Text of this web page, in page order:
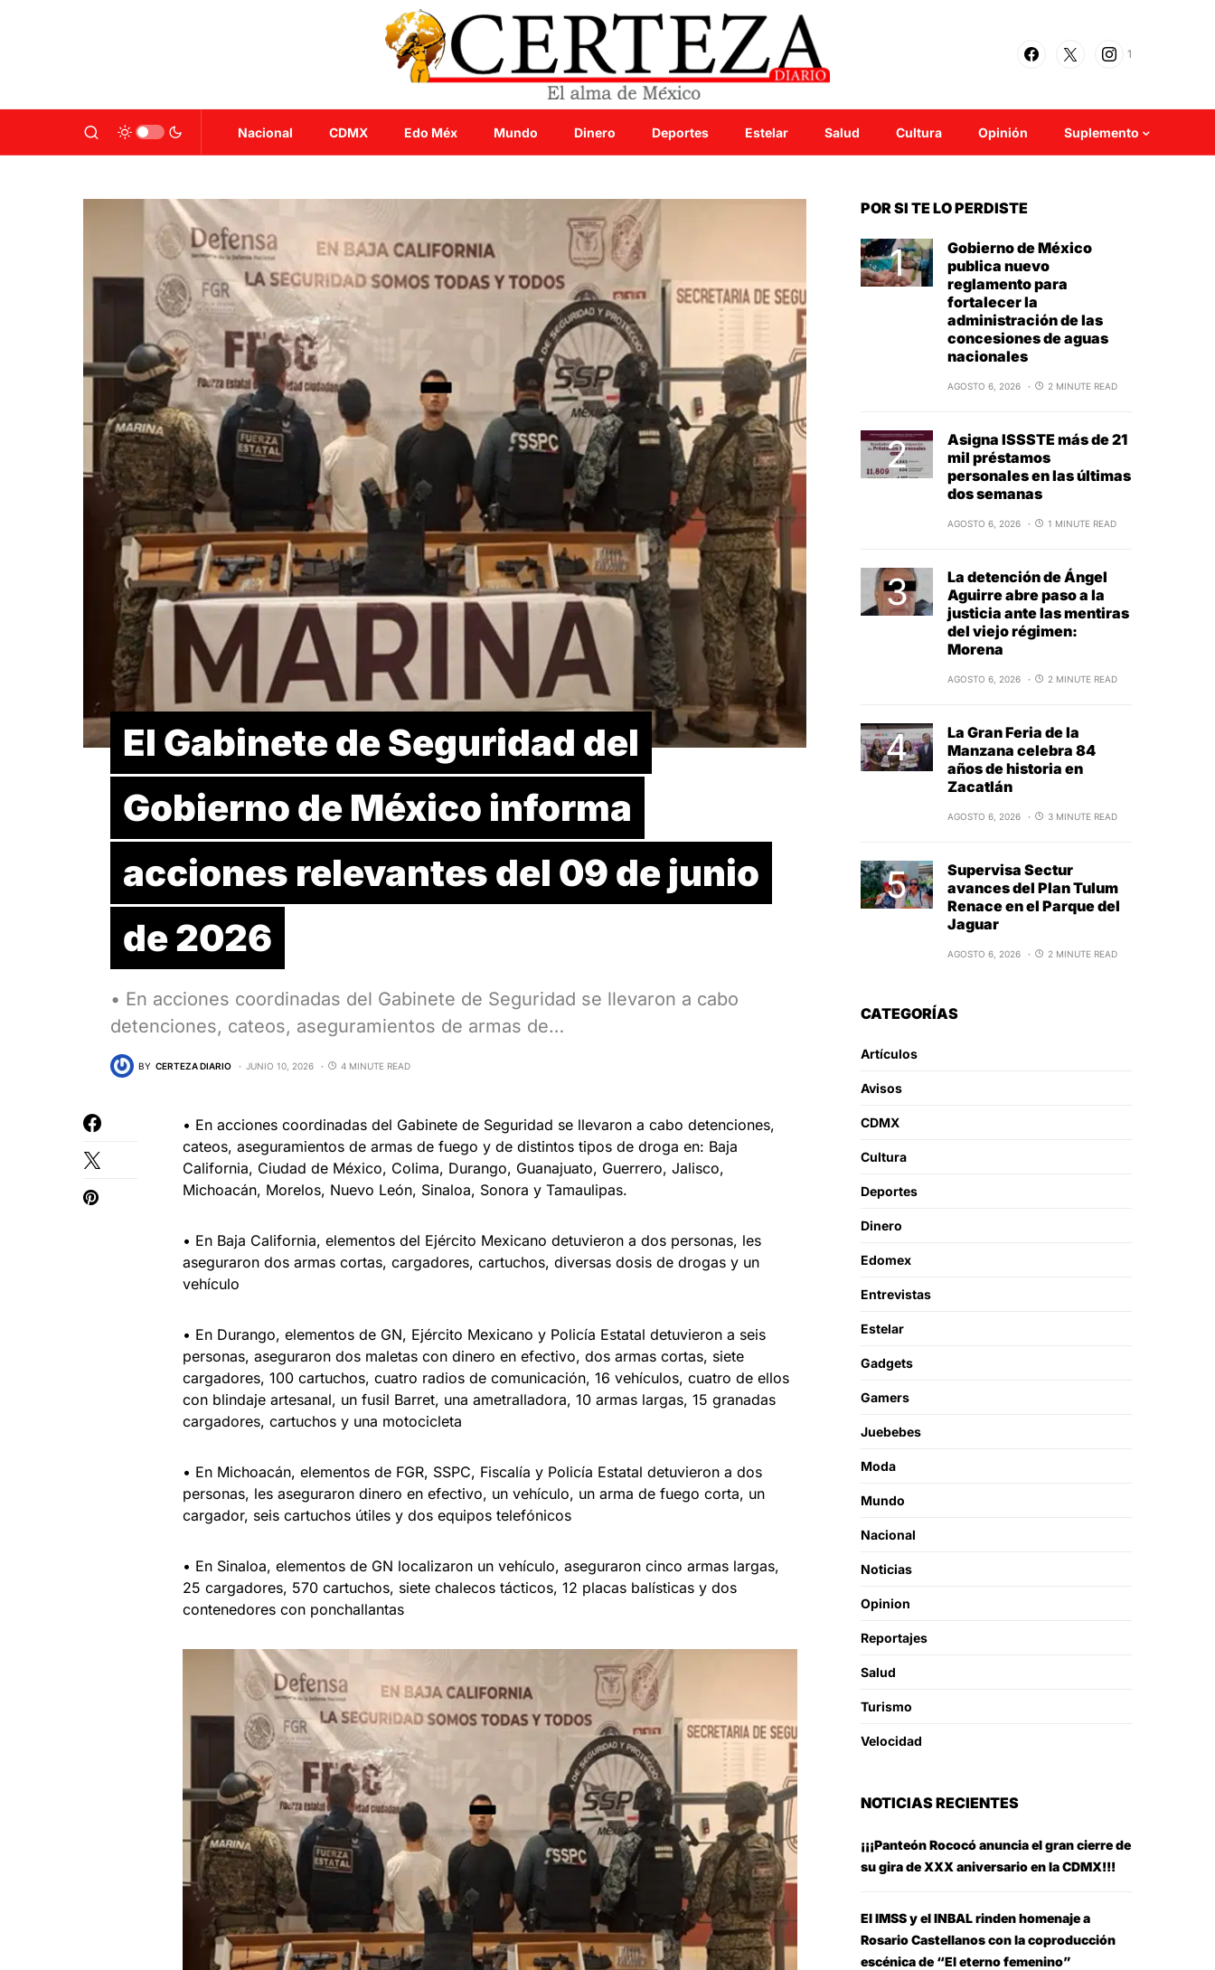
1
Nacional CDMX Edo Méx Mundo Dinero Deportes Estelar Salud Cultura Opinión Suplemento
El Gabinete de Seguridad del
Gobierno de México informa
acciones relevantes del 09 de junio
de 2026
• En acciones coordinadas del Gabinete de Seguridad se llevaron a cabo
detenciones, cateos, aseguramientos de armas de…
BY CERTEZA DIARIO JUNIO 10, 2026 4 MINUTE READ
• En acciones coordinadas del Gabinete de Seguridad se llevaron a cabo detenciones,
cateos, aseguramientos de armas de fuego y de distintos tipos de droga en: Baja
California, Ciudad de México, Colima, Durango, Guanajuato, Guerrero, Jalisco,
Michoacán, Morelos, Nuevo León, Sinaloa, Sonora y Tamaulipas.
• En Baja California, elementos del Ejército Mexicano detuvieron a dos personas, les
aseguraron dos armas cortas, cargadores, cartuchos, diversas dosis de drogas y un
vehículo
• En Durango, elementos de GN, Ejército Mexicano y Policía Estatal detuvieron a seis
personas, aseguraron dos maletas con dinero en efectivo, dos armas cortas, siete
cargadores, 100 cartuchos, cuatro radios de comunicación, 16 vehículos, cuatro de ellos
con blindaje artesanal, un fusil Barret, una ametralladora, 10 armas largas, 15 granadas
cargadores, cartuchos y una motocicleta
• En Michoacán, elementos de FGR, SSPC, Fiscalía y Policía Estatal detuvieron a dos
personas, les aseguraron dinero en efectivo, un vehículo, un arma de fuego corta, un
cargador, seis cartuchos útiles y dos equipos telefónicos
• En Sinaloa, elementos de GN localizaron un vehículo, aseguraron cinco armas largas,
25 cargadores, 570 cartuchos, siete chalecos tácticos, 12 placas balísticas y dos
contenedores con ponchallantas
POR SI TE LO PERDISTE
Gobierno de México
publica nuevo
reglamento para
fortalecer la
administración de las
concesiones de aguas
nacionales
AGOSTO 6, 2026 2 MINUTE READ
Asigna ISSSTE más de 21
mil préstamos
personales en las últimas
dos semanas
AGOSTO 6, 2026 1 MINUTE READ
La detención de Ángel
Aguirre abre paso a la
justicia ante las mentiras
del viejo régimen:
Morena
AGOSTO 6, 2026 2 MINUTE READ
La Gran Feria de la
Manzana celebra 84
años de historia en
Zacatlán
AGOSTO 6, 2026 3 MINUTE READ
Supervisa Sectur
avances del Plan Tulum
Renace en el Parque del
Jaguar
AGOSTO 6, 2026 2 MINUTE READ
CATEGORÍAS
Artículos
Avisos
CDMX
Cultura
Deportes
Dinero
Edomex
Entrevistas
Estelar
Gadgets
Gamers
Juebebes
Moda
Mundo
Nacional
Noticias
Opinion
Reportajes
Salud
Turismo
Velocidad
NOTICIAS RECIENTES
¡¡¡Panteón Rococó anuncia el gran cierre de
su gira de XXX aniversario en la CDMX!!!
El IMSS y el INBAL rinden homenaje a
Rosario Castellanos con la coproducción
escénica de “El eterno femenino”